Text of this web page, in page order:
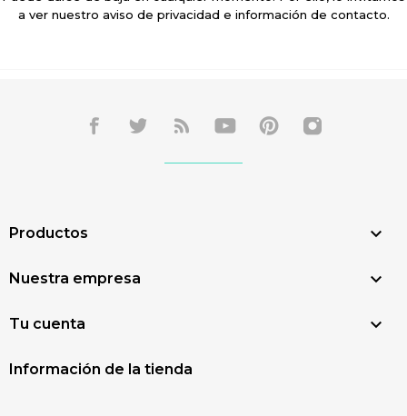
a ver nuestro aviso de privacidad e información de contacto.
Productos 
Nuestra empresa 
Tu cuenta 
Información de la tienda